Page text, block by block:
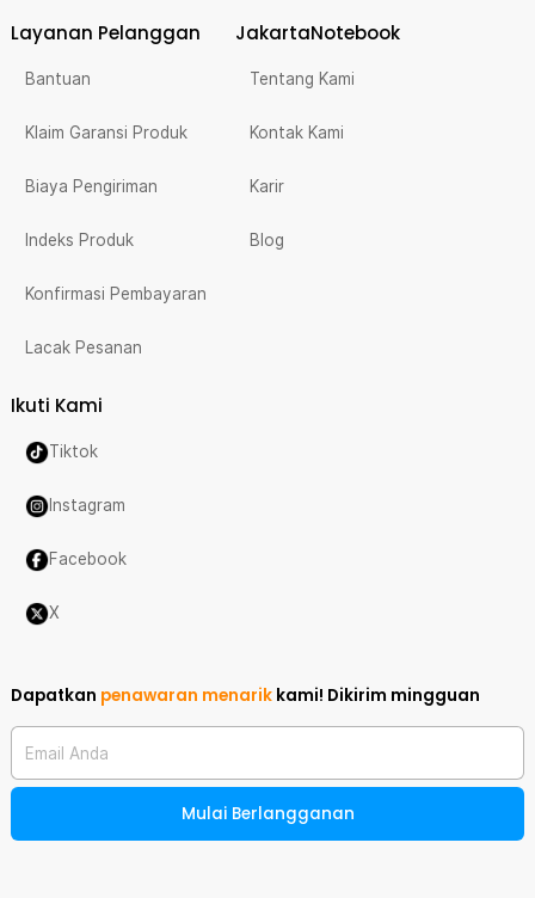
Layanan Pelanggan
Bantuan
Klaim Garansi Produk
Biaya Pengiriman
Indeks Produk
Konfirmasi Pembayaran
Lacak Pesanan
JakartaNotebook
Tentang Kami
Kontak Kami
Karir
Blog
Ikuti Kami
Tiktok
Instagram
Facebook
X
Dapatkan penawaran menarik kami! Dikirim mingguan
Email Anda
Mulai Berlangganan